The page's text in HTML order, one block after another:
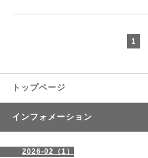
1
トップページ
インフォメーション
2026-02（1）